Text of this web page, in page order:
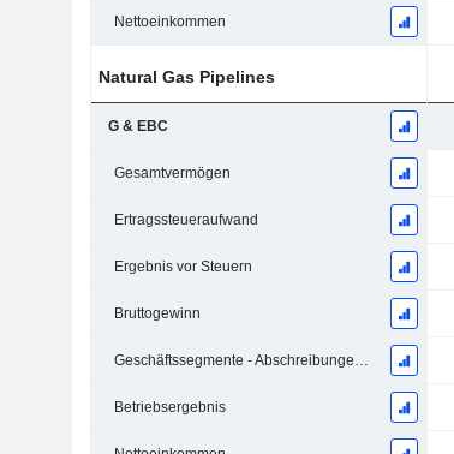
Nettoeinkommen
Natural Gas Pipelines
G & EBC
Gesamtvermögen
Ertragssteueraufwand
Ergebnis vor Steuern
Bruttogewinn
Geschäftssegmente - Abschreibungen und Wertminderungen
Betriebsergebnis